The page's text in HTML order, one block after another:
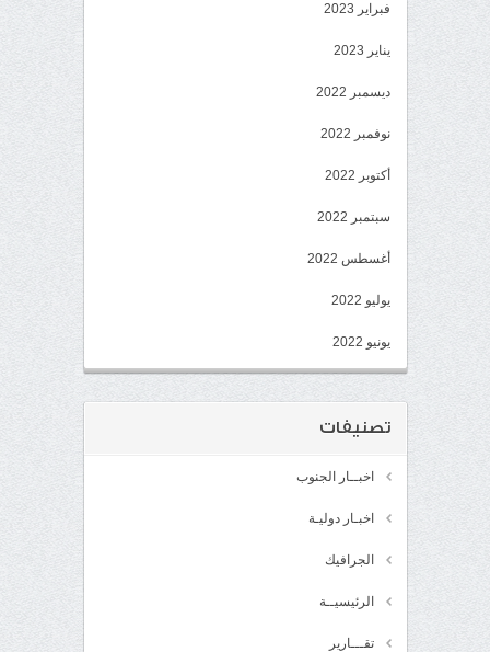
فبراير 2023
يناير 2023
ديسمبر 2022
نوفمبر 2022
أكتوبر 2022
سبتمبر 2022
أغسطس 2022
يوليو 2022
يونيو 2022
تصنيفات
اخبــار الجنوب
اخبـار دوليـة
الجرافيك
الرئيسيــة
تقـــارير